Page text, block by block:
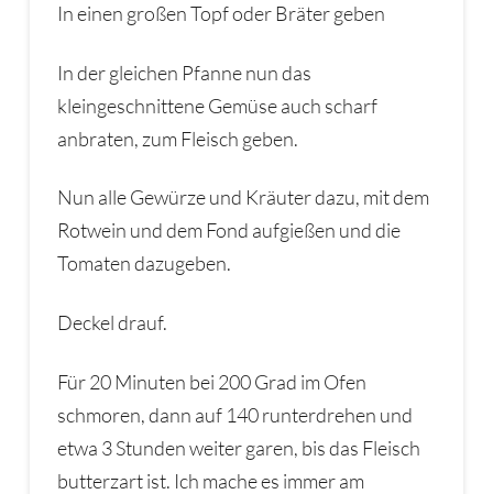
In einen großen Topf oder Bräter geben
In der gleichen Pfanne nun das
kleingeschnittene Gemüse auch scharf
anbraten, zum Fleisch geben.
Nun alle Gewürze und Kräuter dazu, mit dem
Rotwein und dem Fond aufgießen und die
Tomaten dazugeben.
Deckel drauf.
Für 20 Minuten bei 200 Grad im Ofen
schmoren, dann auf 140 runterdrehen und
etwa 3 Stunden weiter garen, bis das Fleisch
butterzart ist. Ich mache es immer am